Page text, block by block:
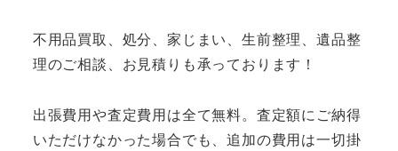
不用品買取、処分、家じまい、生前整理、遺品整
理のご相談、お見積りも承っております！
出張費用や査定費用は全て無料。査定額にご納得
いただけなかった場合でも、追加の費用は一切掛